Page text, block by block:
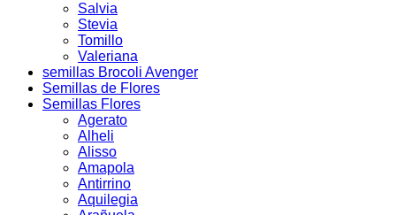
Salvia
Stevia
Tomillo
Valeriana
semillas Brocoli Avenger
Semillas de Flores
Semillas Flores
Agerato
Alheli
Alisso
Amapola
Antirrino
Aquilegia